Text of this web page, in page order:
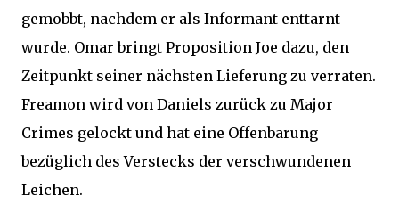
gemobbt, nachdem er als Informant enttarnt
wurde. Omar bringt Proposition Joe dazu, den
Zeitpunkt seiner nächsten Lieferung zu verraten.
Freamon wird von Daniels zurück zu Major
Crimes gelockt und hat eine Offenbarung
bezüglich des Verstecks der verschwundenen
Leichen.